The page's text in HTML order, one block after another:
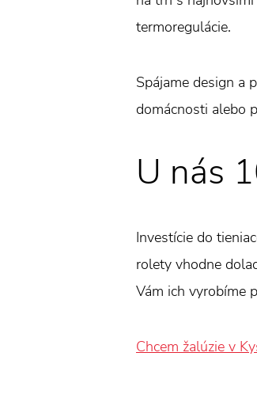
termoregulácie.
Spájame design a
domácnosti alebo
U nás
Investície do
rolety vhodne
Vám ich vyrobíme
Chcem žalúzie v